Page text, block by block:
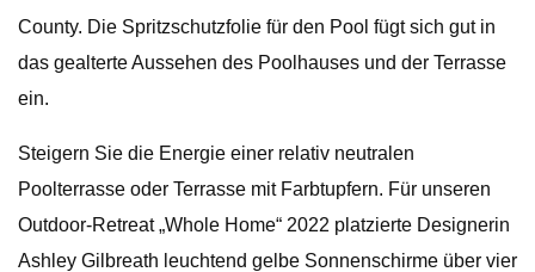
County. Die Spritzschutzfolie für den Pool fügt sich gut in
das gealterte Aussehen des Poolhauses und der Terrasse
ein.
Steigern Sie die Energie einer relativ neutralen
Poolterrasse oder Terrasse mit Farbtupfern. Für unseren
Outdoor-Retreat „Whole Home“ 2022 platzierte Designerin
Ashley Gilbreath leuchtend gelbe Sonnenschirme über vier